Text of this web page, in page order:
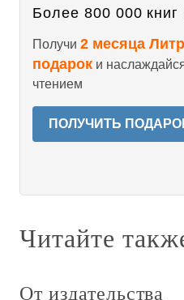
Более 800 000 книг
Получи 2 месяца
подарок и
чтением
ПОЛУЧИТЬ
Читайте
От издательства